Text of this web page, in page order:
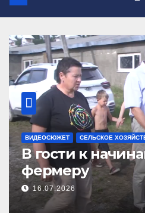
КОВРОВСКИЙ РАЙОН
Какие
Ковровского
году
конкурсе
15.07.2026